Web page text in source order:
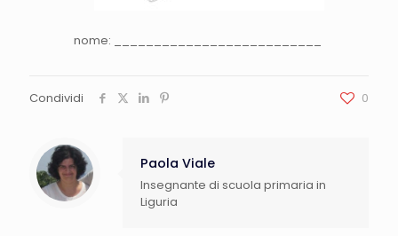
nome: __________________________
Condividi 0
Paola Viale
Insegnante di scuola primaria in
Liguria